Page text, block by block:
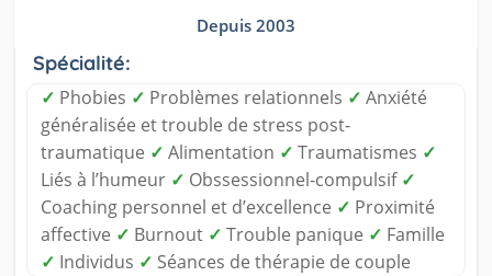
Depuis 2003
Spécialité:
✓ Phobies ✓ Problèmes relationnels ✓ Anxiété
généralisée et trouble de stress post-
traumatique ✓ Alimentation ✓ Traumatismes ✓
Liés à l’humeur ✓ Obssessionnel-compulsif ✓
Coaching personnel et d’excellence ✓ Proximité
affective ✓ Burnout ✓ Trouble panique ✓ Famille
✓ Individus ✓ Séances de thérapie de couple